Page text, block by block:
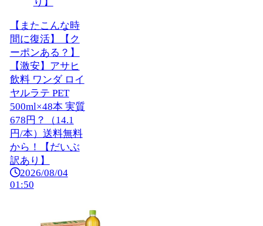
【またこんな時
間に復活】【ク
ーポンある？】
【激安】アサヒ
飲料 ワンダ ロイ
ヤルラテ PET
500ml×48本 実質
678円？（14.1
円/本）送料無料
から！【だいぶ
訳あり】
2026/08/04
01:50